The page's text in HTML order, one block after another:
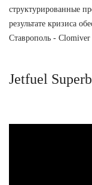
структурированные
результате кризиса
Ставрополь - Clomiver
Jetfuel